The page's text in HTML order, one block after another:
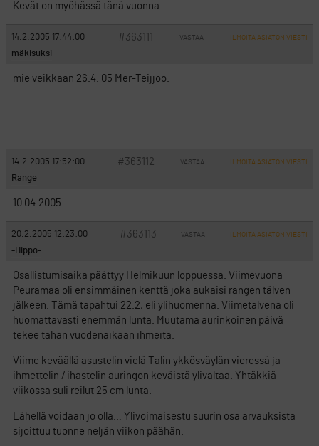
Kevät on myöhässä tänä vuonna….
14.2.2005 17:44:00 #363111 VASTAA ILMOITA ASIATON VIESTI
mäkisuksi
mie veikkaan 26.4. 05 Mer-Teijjoo.
14.2.2005 17:52:00 #363112 VASTAA ILMOITA ASIATON VIESTI
Range
10.04.2005
20.2.2005 12:23:00 #363113 VASTAA ILMOITA ASIATON VIESTI
-Hippo-
Osallistumisaika päättyy Helmikuun loppuessa. Viimevuona
Peuramaa oli ensimmäinen kenttä joka aukaisi rangen tälven
jälkeen. Tämä tapahtui 22.2, eli ylihuomenna. Viimetalvena oli
huomattavasti enemmän lunta. Muutama aurinkoinen päivä
tekee tähän vuodenaikaan ihmeitä.
Viime keväällä asustelin vielä Talin ykkösväylän vieressä ja
ihmettelin / ihastelin auringon keväistä ylivaltaa. Yhtäkkiä
viikossa suli reilut 25 cm lunta.
Lähellä voidaan jo olla… Ylivoimaisestu suurin osa arvauksista
sijoittuu tuonne neljän viikon päähän.